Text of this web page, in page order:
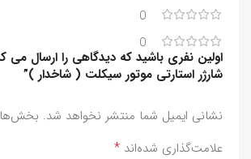
0
0
اولین نفری باشید که دیدگاهی را ارسال می
شارژر استارتی موتور سیکلت ( شاخدار )”
نشانی ایمیل شما منتشر نخواهد شد.
علامت‌گذاری شده‌اند *